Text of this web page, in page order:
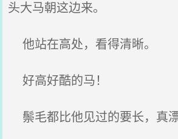
头大马朝这边来。
他站在高处，看得清晰。
好高好酷的马！
鬃毛都比他见过的要长，真漂